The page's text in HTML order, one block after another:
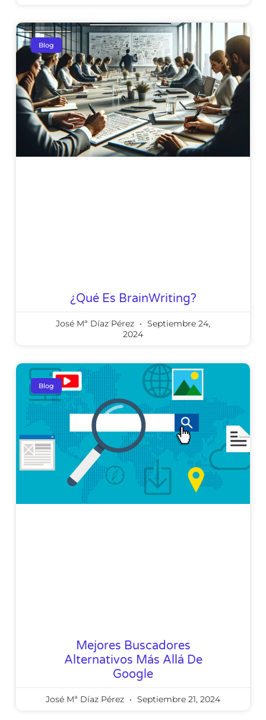
Blog
¿Qué Es BrainWriting?
José Mª Díaz Pérez
Septiembre 24,
2024
Blog
Mejores Buscadores
Alternativos Más Allá De
Google
José Mª Díaz Pérez Septiembre 21, 2024